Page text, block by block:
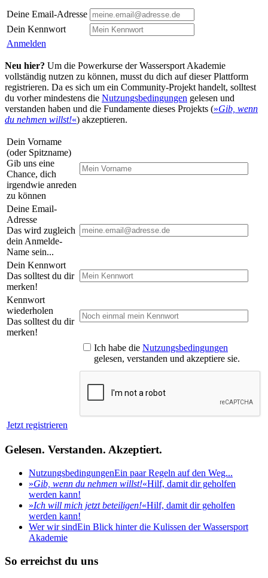
Deine Email-Adresse
Dein Kennwort
Anmelden
Neu hier? Um die Powerkurse der Wassersport Akademie
vollständig nutzen zu können, musst du dich auf dieser Plattform
registrieren. Da es sich um ein Community-Projekt handelt, solltest
du vorher mindestens die Nutzungsbedingungen gelesen und
verstanden haben und die Fundamente dieses Projekts (»Gib, wenn
du nehmen willst!«) akzeptieren.
Dein Vorname
(oder Spitzname)
Gib uns eine
Chance, dich
irgendwie anreden
zu können
Deine Email-
Adresse
Das wird zugleich
dein Anmelde-
Name sein...
Dein Kennwort
Das solltest du dir
merken!
Kennwort
wiederholen
Das solltest du dir
merken!
Ich habe die Nutzungsbedingungen
gelesen, verstanden und akzeptiere sie.
Jetzt registrieren
Gelesen. Verstanden. Akzeptiert.
NutzungsbedingungenEin paar Regeln auf den Weg...
»Gib, wenn du nehmen willst!«Hilf, damit dir geholfen
werden kann!
»Ich will mich jetzt beteiligen!«Hilf, damit dir geholfen
werden kann!
Wer wir sindEin Blick hinter die Kulissen der Wassersport
Akademie
So erreichst du uns